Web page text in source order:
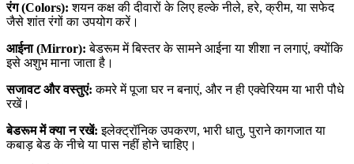
रंग (Colors): शयन कक्ष की दीवारों के लिए हल्के नीले, हरे, क्रीम, या सफेद
जैसे शांत रंगों का उपयोग करें।
आईना (Mirror): बेडरूम में बिस्तर के सामने आईना या शीशा न लगाएं, क्योंकि
इसे अशुभ माना जाता है।
सजावट और वस्तुएं: कमरे में पूजा घर न बनाएं, और न ही एक्वेरियम या भारी पौधे
रखें।
बेडरूम में क्या न रखें: इलेक्ट्रॉनिक उपकरण, भारी धातु, पुराने कागजात या
कबाड़ बेड के नीचे या पास नहीं होने चाहिए।